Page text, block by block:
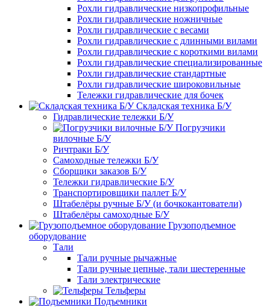
Рохли гидравлические низкопрофильные
Рохли гидравлические ножничные
Рохли гидравлические с весами
Рохли гидравлические с длинными вилами
Рохли гидравлические с короткими вилами
Рохли гидравлические специализированные
Рохли гидравлические стандартные
Рохли гидравлические широковильные
Тележки гидравлические для бочек
Складская техника Б/У
Гидравлические тележки Б/У
Погрузчики
вилочные Б/У
Ричтраки Б/У
Самоходные тележки Б/У
Сборщики заказов Б/У
Тележки гидравлические Б/У
Транспортировщики паллет Б/У
Штабелёры ручные Б/У (и бочкокантователи)
Штабелёры самоходные Б/У
Грузоподъемное
оборудование
Тали
Тали ручные рычажные
Тали ручные цепные, тали шестеренные
Тали электрические
Тельферы
Подъемники